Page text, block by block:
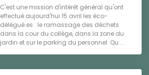
C'est une mission d'intérêt général qu'ont
effectué aujourd'hui 15 avril les éco-
délégué.es : le ramassage des déchets
dans la cour du collège, dans la zone du
jardin et sur le parking du personnel. Qu ...